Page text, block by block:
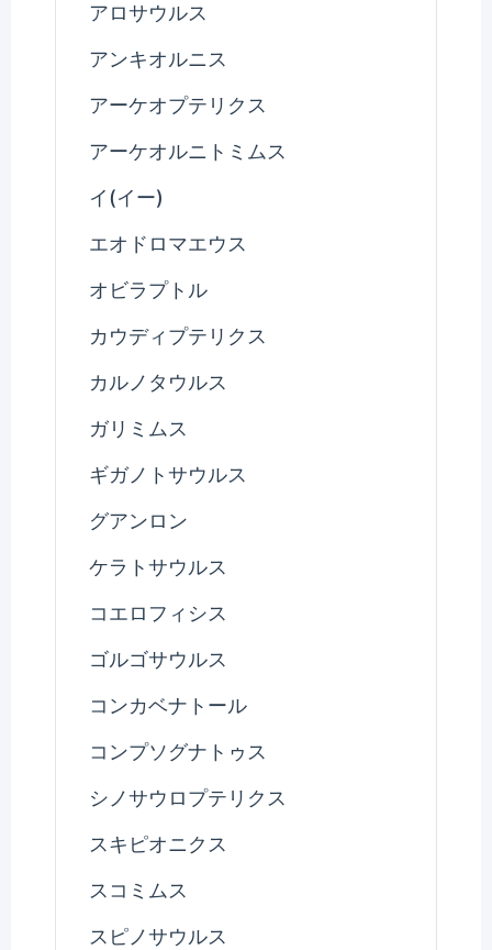
アロサウルス
アンキオルニス
アーケオプテリクス
アーケオルニトミムス
イ(イー)
エオドロマエウス
オビラプトル
カウディプテリクス
カルノタウルス
ガリミムス
ギガノトサウルス
グアンロン
ケラトサウルス
コエロフィシス
ゴルゴサウルス
コンカベナトール
コンプソグナトゥス
シノサウロプテリクス
スキピオニクス
スコミムス
スピノサウルス